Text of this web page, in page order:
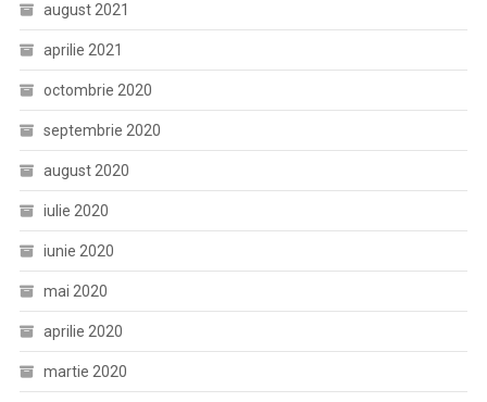
august 2021
aprilie 2021
octombrie 2020
septembrie 2020
august 2020
iulie 2020
iunie 2020
mai 2020
aprilie 2020
martie 2020